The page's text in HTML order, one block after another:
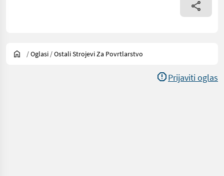
/Oglasi /Ostali Strojevi Za Povrtlarstvo
Prijaviti oglas